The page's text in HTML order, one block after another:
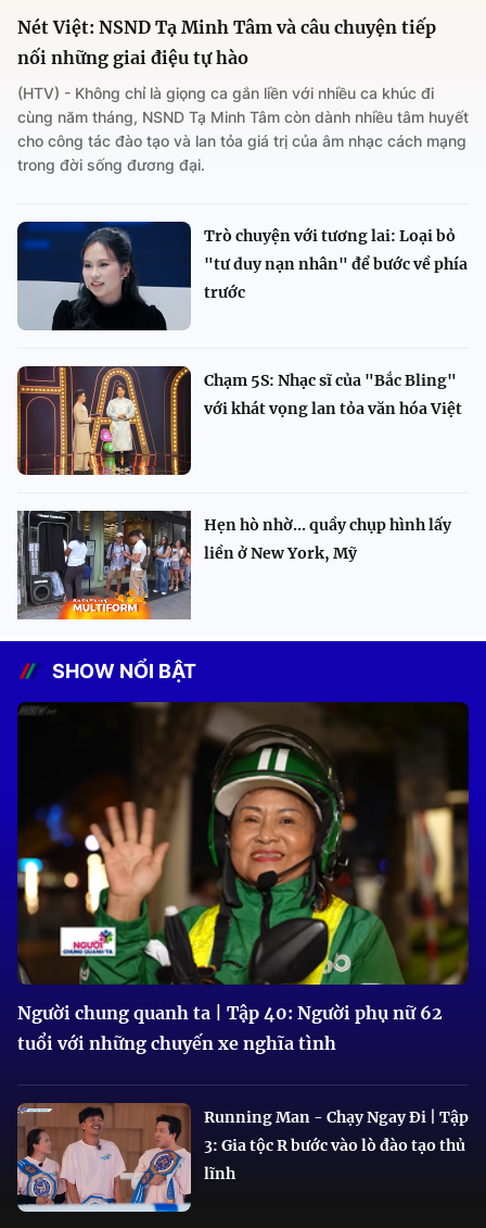
Nét Việt: NSND Tạ Minh Tâm và câu chuyện tiếp
nối những giai điệu tự hào
(HTV) - Không chỉ là giọng ca gắn liền với nhiều ca khúc đi
cùng năm tháng, NSND Tạ Minh Tâm còn dành nhiều tâm huyết
cho công tác đào tạo và lan tỏa giá trị của âm nhạc cách mạng
trong đời sống đương đại.
Trò chuyện với tương lai: Loại bỏ
"tư duy nạn nhân" để bước về phía
trước
Chạm 5S: Nhạc sĩ của "Bắc Bling"
với khát vọng lan tỏa văn hóa Việt
Hẹn hò nhờ... quầy chụp hình lấy
liền ở New York, Mỹ
SHOW NỔI BẬT
Người chung quanh ta | Tập 40: Người phụ nữ 62
tuổi với những chuyến xe nghĩa tình
Running Man - Chạy Ngay Đi | Tập
3: Gia tộc R bước vào lò đào tạo thủ
lĩnh